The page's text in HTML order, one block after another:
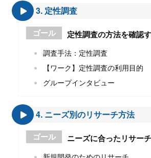
3. 定性調査
ゴール 定性調査の方法を確認
調査手法：定性調査
【ワーク】定性調査の利用目的
グループインタビュー
4. ニーズ別のリサーチ方法
ゴール ニーズに合ったリサー